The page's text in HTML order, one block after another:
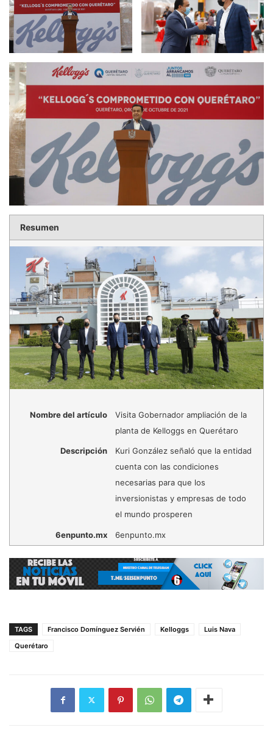
Resumen
Nombre del artículo
Visita Gobernador ampliación de la
planta de Kelloggs en Querétaro
Descripción
Kuri González señaló que la entidad
cuenta con las condiciones
necesarias para que los
inversionistas y empresas de todo
el mundo prosperen
6enpunto.mx 6enpunto.mx
TAGS Francisco Domínguez Servién Kelloggs
Luis Nava
Querétaro